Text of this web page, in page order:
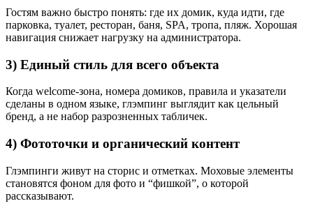
Гостям важно быстро понять: где их домик, куда идти, где
парковка, туалет, ресторан, баня, SPA, тропа, пляж. Хорошая
навигация снижает нагрузку на администратора.
3) Единый стиль для всего объекта
Когда welcome-зона, номера домиков, правила и указатели
сделаны в одном языке, глэмпинг выглядит как цельный
бренд, а не набор разрозненных табличек.
4) Фототочки и органический контент
Глэмпинги живут на сторис и отметках. Моховые элементы
становятся фоном для фото и “фишкой”, о которой
рассказывают.